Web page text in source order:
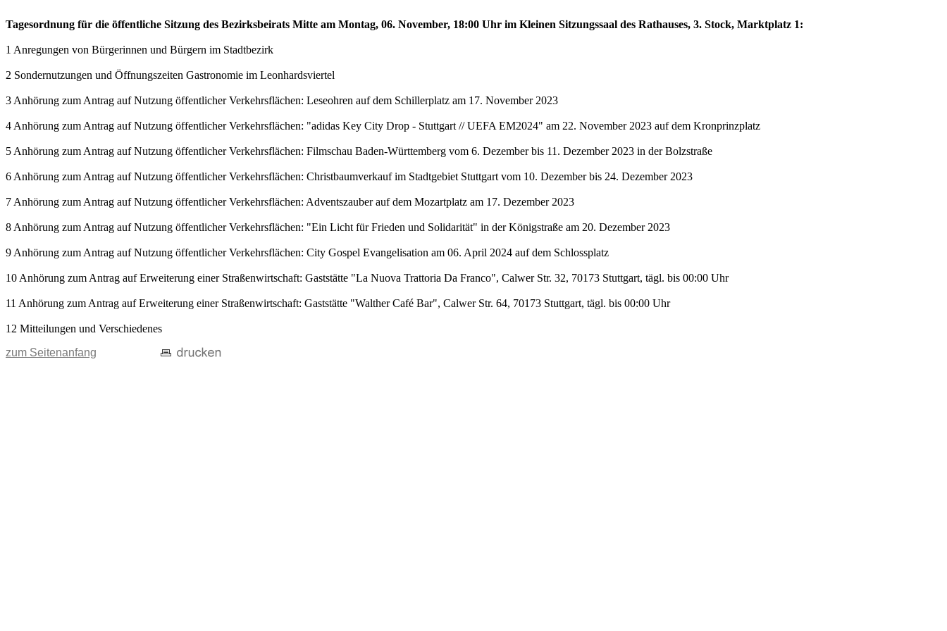
Tagesordnung für die öffentliche Sitzung des Bezirksbeirats Mitte am Montag, 06. November, 18:00 Uhr im Kleinen Sitzungssaal des Rathauses, 3. Stock, Marktplatz 1:
1 Anregungen von Bürgerinnen und Bürgern im Stadtbezirk
2 Sondernutzungen und Öffnungszeiten Gastronomie im Leonhardsviertel
3 Anhörung zum Antrag auf Nutzung öffentlicher Verkehrsflächen: Leseohren auf dem Schillerplatz am 17. November 2023
4 Anhörung zum Antrag auf Nutzung öffentlicher Verkehrsflächen: "adidas Key City Drop - Stuttgart // UEFA EM2024" am 22. November 2023 auf dem Kronprinzplatz
5 Anhörung zum Antrag auf Nutzung öffentlicher Verkehrsflächen: Filmschau Baden-Württemberg vom 6. Dezember bis 11. Dezember 2023 in der Bolzstraße
6 Anhörung zum Antrag auf Nutzung öffentlicher Verkehrsflächen: Christbaumverkauf im Stadtgebiet Stuttgart vom 10. Dezember bis 24. Dezember 2023
7 Anhörung zum Antrag auf Nutzung öffentlicher Verkehrsflächen: Adventszauber auf dem Mozartplatz am 17. Dezember 2023
8 Anhörung zum Antrag auf Nutzung öffentlicher Verkehrsflächen: "Ein Licht für Frieden und Solidarität" in der Königstraße am 20. Dezember 2023
9 Anhörung zum Antrag auf Nutzung öffentlicher Verkehrsflächen: City Gospel Evangelisation am 06. April 2024 auf dem Schlossplatz
10 Anhörung zum Antrag auf Erweiterung einer Straßenwirtschaft: Gaststätte "La Nuova Trattoria Da Franco", Calwer Str. 32, 70173 Stuttgart, tägl. bis 00:00 Uhr
11 Anhörung zum Antrag auf Erweiterung einer Straßenwirtschaft: Gaststätte "Walther Café Bar", Calwer Str. 64, 70173 Stuttgart, tägl. bis 00:00 Uhr
12 Mitteilungen und Verschiedenes
zum Seitenanfang